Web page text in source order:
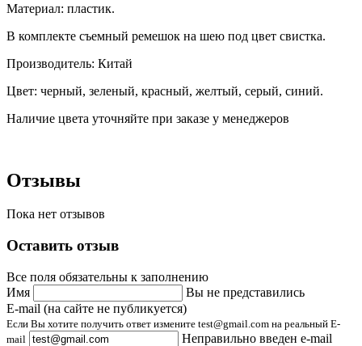
Материал: пластик.
В комплекте съемный ремешок на шею под цвет свистка.
Производитель: Китай
Цвет: черный, зеленый, красный, желтый, серый, синий.
Наличие цвета уточняйте при заказе у менеджеров
Отзывы
Пока нет отзывов
Оставить отзыв
Все поля обязательны к заполнению
Имя
Вы не представились
E-mail (на сайте не публикуется)
Если Вы хотите получить ответ измените test@gmail.com на реальный E-
mail
Неправильно введен e-mail